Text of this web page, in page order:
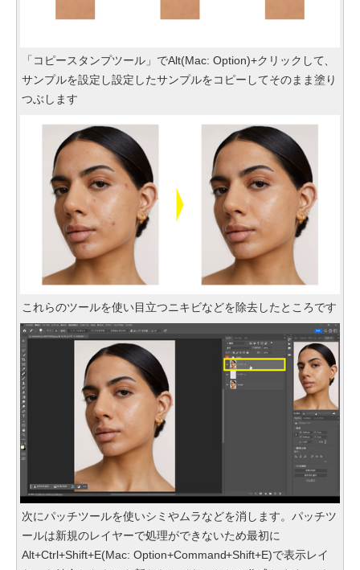
「コピースタンプツール」でAlt(Mac: Option)+クリックして、
サンプルを設定し設定したサンプルをコピーしてそのまま塗り
つぶします
これらのツールを使い目立つニキビなどを除去したところです
次にパッチツールを使いシミやムラなどを消します。パッチツ
ールは新規のレイヤーで処理ができないため最初に
Alt+Ctrl+Shift+E(Mac: Option+Command+Shift+E)で表示レイ